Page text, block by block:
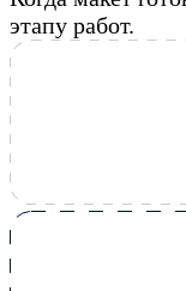
этапу работ.